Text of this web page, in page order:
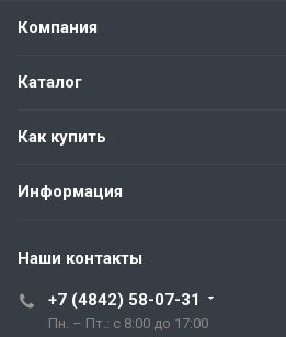
Компания
Каталог
Как купить
Информация
Наши контакты
+7 (4842) 58-07-31
Пн. – Пт.: с 8:00 до 17:00